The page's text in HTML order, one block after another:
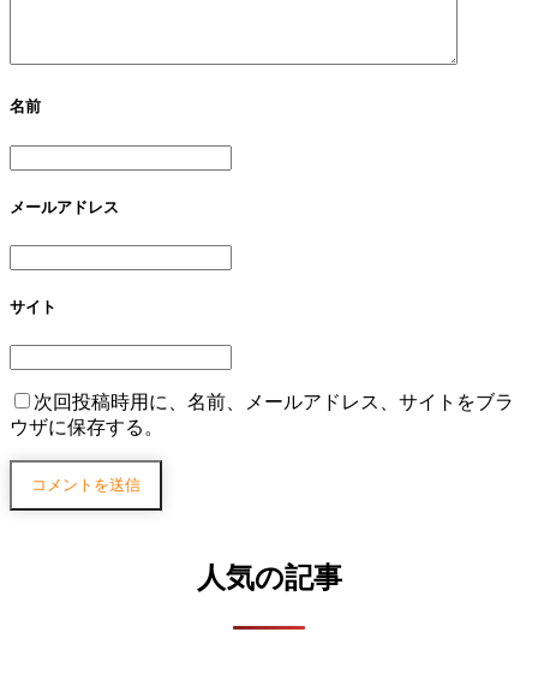
名前
メールアドレス
サイト
次回投稿時用に、名前、メールアドレス、サイトをブラ
ウザに保存する。
人気の記事